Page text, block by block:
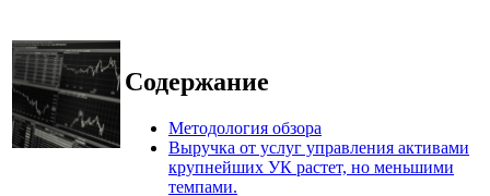
Содержание
Методология обзора
Выручка от услуг управления активами
крупнейших УК растет, но меньшими
темпами.